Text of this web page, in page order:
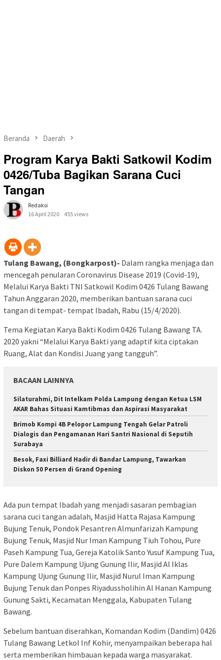
Beranda Daerah
Program Karya Bakti Satkowil Kodim
0426/Tuba Bagikan Sarana Cuci
Tangan
Redaksi
16 April 2020
455 views
Tulang Bawang, (Bongkarpost)- Dalam rangka menjaga dan
mencegah penularan Coronavirus Disease 2019 (Covid-19),
Melalui Karya Bakti TNI Satkowil Kodim 0426 Tulang Bawang
Tahun Anggaran 2020, memberikan bantuan sarana cuci
tangan di tempat- tempat Ibadah, Rabu (15/4/2020).
Tema Kegiatan Karya Bakti Kodim 0426 Tulang Bawang TA.
2020 yakni “Melalui Karya Bakti yang adaptif kita ciptakan
Ruang, Alat dan Kondisi Juang yang tangguh”.
BACAAN LAINNYA
Silaturahmi, Dit Intelkam Polda Lampung dengan Ketua LSM
AKAR Bahas Situasi Kamtibmas dan Aspirasi Masyarakat
Brimob Kompi 4B Pelopor Lampung Tengah Gelar Patroli
Dialogis dan Pengamanan Hari Santri Nasional di Seputih
Surabaya
Besok, Faxi Billiard Hadir di Bandar Lampung, Tawarkan
Diskon 50 Persen di Grand Opening
Ada pun tempat Ibadah yang menjadi sasaran pembagian
sarana cuci tangan adalah, Masjid Hatta Rajasa Kampung
Bujung Tenuk, Pondok Pesantren Almunfarizah Kampung
Bujung Tenuk, Masjid Nur Iman Kampung Tiuh Tohou, Pure
Paseh Kampung Tua, Gereja Katolik Santo Yusuf Kampung Tua,
Pure Dalem Kampung Ujung Gunung Ilir, Masjid Al Iklas
Kampung Ujung Gunung Ilir, Masjid Nurul Iman Kampung
Bujung Tenuk dan Ponpes Riyadussholihin Al Hanan Kampung
Gunung Sakti, Kecamatan Menggala, Kabupaten Tulang
Bawang.
Sebelum bantuan diserahkan, Komandan Kodim (Dandim) 0426
Tulang Bawang Letkol Inf Kohir, menyampaikan beberapa hal
serta memberikan himbauan kepada warga masyarakat.